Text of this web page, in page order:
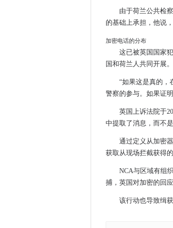
由于荷兰公共检
的基础上承担，他说
加密电话的分布
这已被英国国家
国和荷兰人共同开展。
“如果这是真的，
警察的参与。如果证
英国上诉法院于
中提取了消息，而不是
通过定义从加密
获取从现场拦截获得
NCA与区域有组
捕，英国对加密的回应
该行动也导致缉